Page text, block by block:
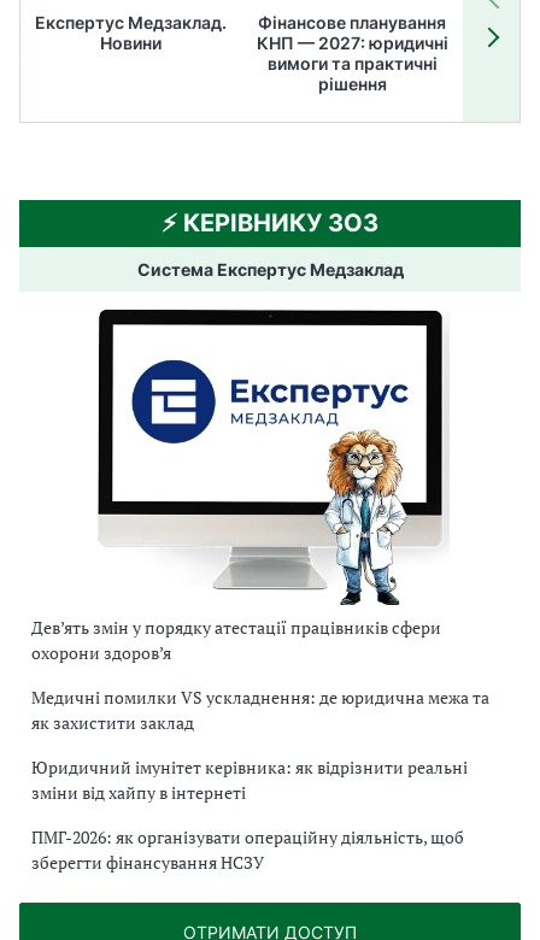
Експертус Медзаклад.
Новини
Фінансове планування
КНП — 2027: юридичні
вимоги та практичні
рішення
⚡️ КЕРІВНИКУ ЗОЗ
Система Експертус Медзаклад
Дев’ять змін у порядку атестації працівників сфери
охорони здоров’я
Медичні помилки VS ускладнення: де юридична межа та
як захистити заклад
Юридичний імунітет керівника: як відрізнити реальні
зміни від хайпу в інтернеті
ПМГ-2026: як організувати операційну діяльність, щоб
зберегти фінансування НСЗУ
ОТРИМАТИ ДОСТУП